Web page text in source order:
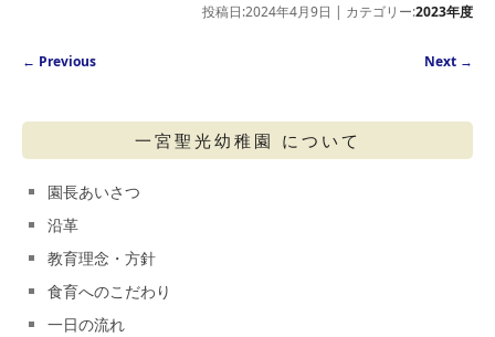
投稿日:2024年4月9日 | カテゴリー:2023年度
Post navigation
← Previous Next →
一宮聖光幼稚園 について
園長あいさつ
沿革
教育理念・方針
食育へのこだわり
一日の流れ